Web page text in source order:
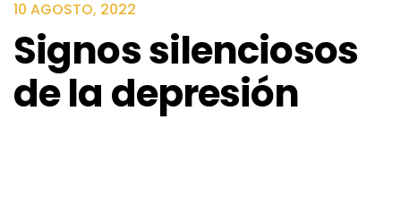
10 AGOSTO, 2022
Signos silenciosos
de la depresión